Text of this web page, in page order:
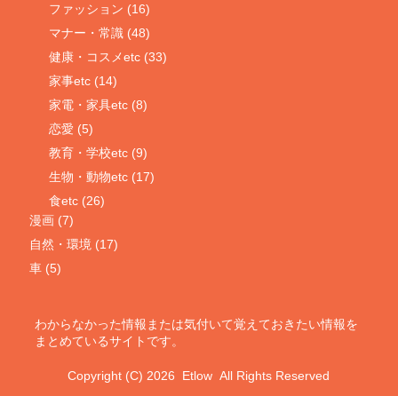
ファッション (16)
マナー・常識 (48)
健康・コスメetc (33)
家事etc (14)
家電・家具etc (8)
恋愛 (5)
教育・学校etc (9)
生物・動物etc (17)
食etc (26)
漫画 (7)
自然・環境 (17)
車 (5)
わからなかった情報または気付いて覚えておきたい情報を
まとめているサイトです。
Copyright (C) 2026 Etlow All Rights Reserved